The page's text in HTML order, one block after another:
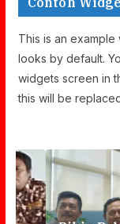
This is an
looks by default.
widgets screen in
this will be